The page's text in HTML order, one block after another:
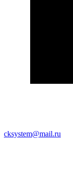
cksystem@mail.ru